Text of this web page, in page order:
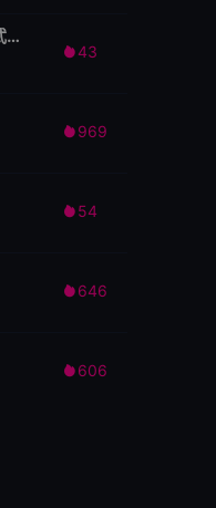
郝宣凯 / 上官崔扬
替兄上朝，满朝文武随我吃瓜
43
 969
 54
 646
 606